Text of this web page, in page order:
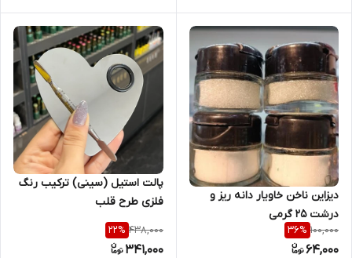
دیزاین ناخن خاویار دانه ریز و
درشت 25 گرمی
100,000
36%
64,000
پالت استیل (سینی) ترکیب رنگ
فلزی طرح قلب
438,000
22%
341,000